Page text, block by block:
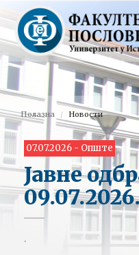
Полазна Новости
07.07.2026 - Опште
Јавне
.